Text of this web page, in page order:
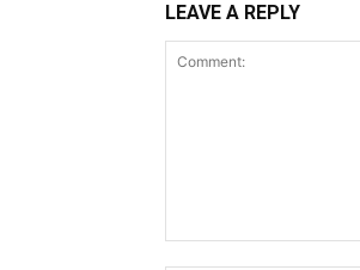
LEAVE A REPLY